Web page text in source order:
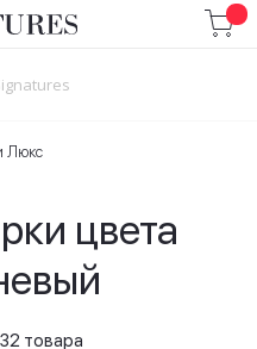
Люкс
цвета
товара